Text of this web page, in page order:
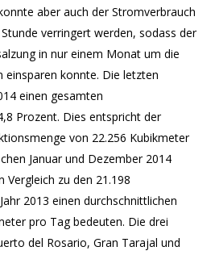
aber auch der Stromverbrauch
verringert werden, sodass der
in nur einem Monat um die
einsparen konnte. Die letzten
einen gesamten
Prozent. Dies entspricht der
von 22.256 Kubikmeter
Januar und Dezember 2014
Vergleich zu den 21.198
2013 einen durchschnittlichen
pro Tag bedeuten. Die drei
del Rosario, Gran Tarajal und